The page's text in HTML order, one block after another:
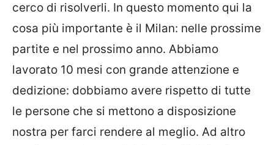
cerco di risolverli. In questo momento qui la
cosa più importante è il Milan: nelle prossime
partite e nel prossimo anno. Abbiamo
lavorato 10 mesi con grande attenzione e
dedizione: dobbiamo avere rispetto di tutte
le persone che si mettono a disposizione
nostra per farci rendere al meglio. Ad altro